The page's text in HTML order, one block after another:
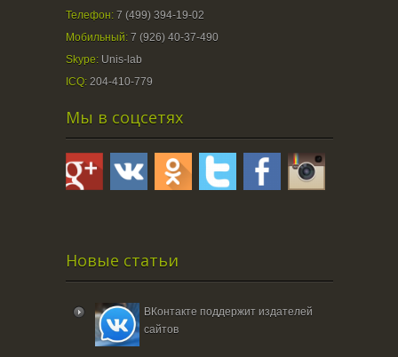
Телефон:7 (499) 394-19-02
Мобильный:7 (926) 40-37-490
Skype: Unis-lab
ICQ:204-410-779
Мы в соцсетях
Новые статьи
ВКонтакте поддержит издателей
сайтов